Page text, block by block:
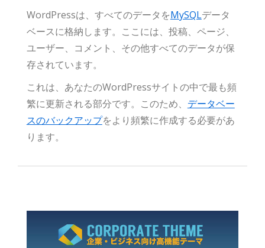
WordPressは、すべてのデータをMySQLデータ
ベースに格納します。ここには、投稿、ページ、
ユーザー、コメント、その他すべてのデータが保
存されています。
これは、あなたのWordPressサイトの中で最も頻
繁に更新される部分です。このため、 データベー
スのバックアップをより頻繁に作成する必要があ
ります。